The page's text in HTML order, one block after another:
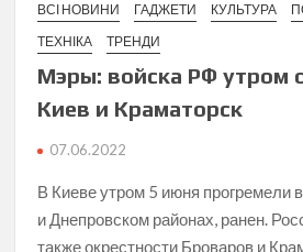
ВСІ НОВИНИ ГАДЖЕТИ КУЛЬТУРА
ТЕХНІКА
ТРЕНДИ
Мэры: войска РФ утром
Киев и Краматорск
07.06.2022
В Киеве утром 5 июня прогремели
и Днепровском районах, ранен.
также окрестности Броваров и